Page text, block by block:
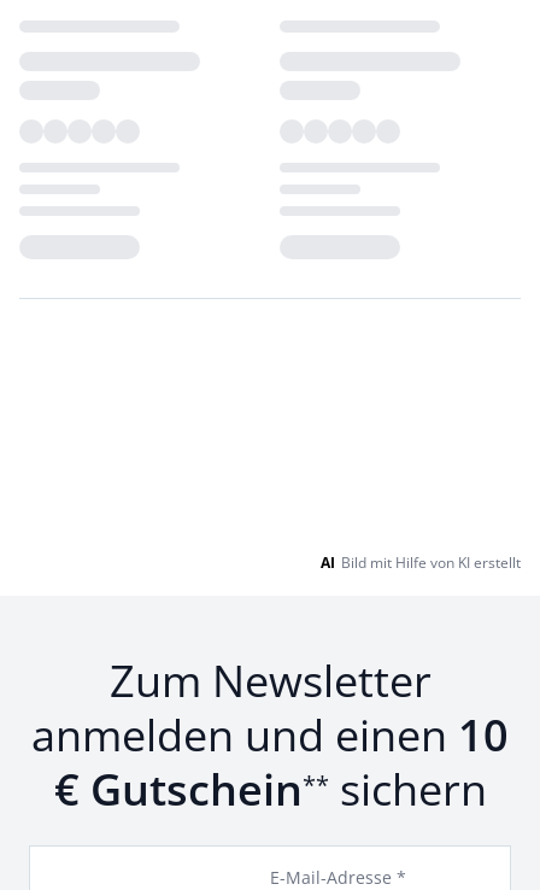
AI Bild mit Hilfe von KI erstellt
Zum Newsletter
anmelden und einen 10
€ Gutschein** sichern
E-Mail-Adresse *